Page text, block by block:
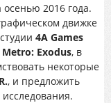
2016 года.
движке
4A Games
Metro: Exodus, в
некоторые
, и предложить